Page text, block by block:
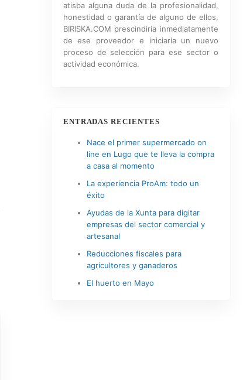
atisba alguna duda de la profesionalidad,
honestidad o garantía de alguno de ellos,
BIRISKA.COM prescindiría inmediatamente
de ese proveedor e iniciaría un nuevo
proceso de selección para ese sector o
actividad económica.
ENTRADAS RECIENTES
Nace el primer supermercado on
line en Lugo que te lleva la compra
a casa al momento
La experiencia ProAm: todo un
éxito
Ayudas de la Xunta para digitar
empresas del sector comercial y
artesanal
Reducciones fiscales para
agricultores y ganaderos
El huerto en Mayo